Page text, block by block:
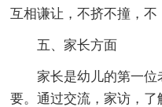
互相谦让，不挤不撞，不
五、家长方面
家长是幼儿的第一
要。通过交流，家访，